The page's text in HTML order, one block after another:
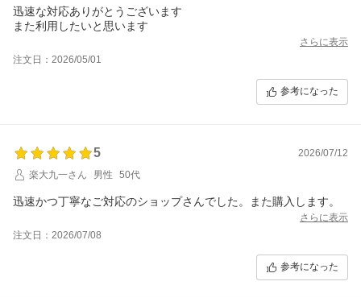
迅速な対応ありがとうございます
また利用したいと思います
さらに表示
注文日：2026/05/01
参考になった
5
2026/07/12
楽大九一さん
男性 50代
迅速かつ丁寧なご対応のショップさんでした。また購入します。
さらに表示
注文日：2026/07/08
参考になった